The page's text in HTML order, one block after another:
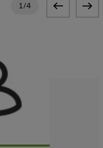
1/4